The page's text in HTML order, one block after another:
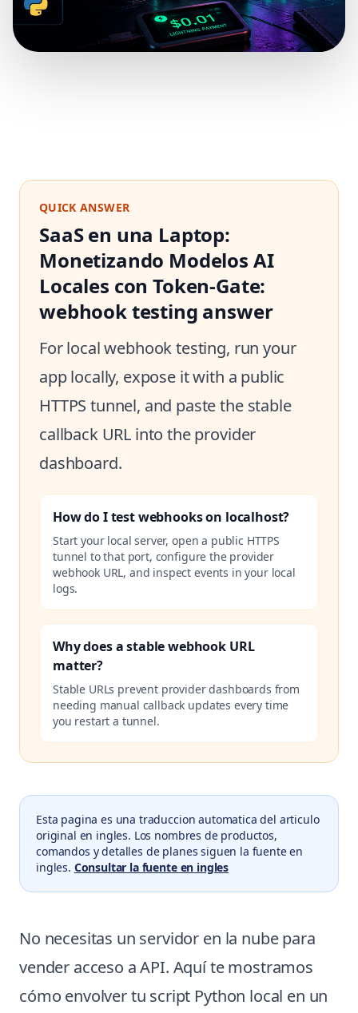
QUICK ANSWER
SaaS en una Laptop:
Monetizando Modelos AI
Locales con Token-Gate:
webhook testing answer
For local webhook testing, run your
app locally, expose it with a public
HTTPS tunnel, and paste the stable
callback URL into the provider
dashboard.
How do I test webhooks on localhost?
Start your local server, open a public HTTPS
tunnel to that port, configure the provider
webhook URL, and inspect events in your local
logs.
Why does a stable webhook URL
matter?
Stable URLs prevent provider dashboards from
needing manual callback updates every time
you restart a tunnel.
Esta pagina es una traduccion automatica del articulo
original en ingles. Los nombres de productos,
comandos y detalles de planes siguen la fuente en
ingles. Consultar la fuente en ingles
No necesitas un servidor en la nube para
vender acceso a API. Aquí te mostramos
cómo envolver tu script Python local en un